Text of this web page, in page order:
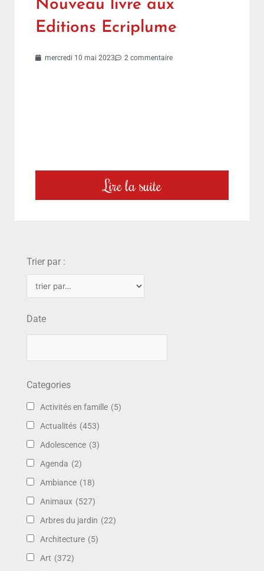
Nouveau livre aux
Editions Ecriplume
mercredi 10 mai 2023 2 commentaire
Lire la suite
Trier par :
Date
Categories
Activités en famille (5)
Actualités (453)
Adolescence (3)
Agenda (2)
Ambiance (18)
Animaux (527)
Arbres du jardin (22)
Architecture (5)
Art (372)